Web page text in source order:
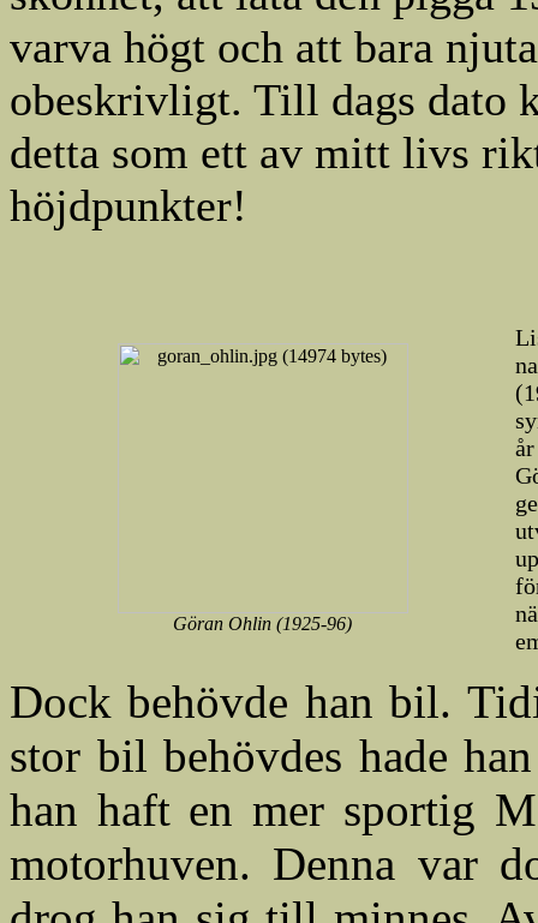
varva högt och att bara
obeskrivligt. Till dags dato
detta som ett av mitt livs
höjdpunkter!
Göran Ohlin (1925-96)
Dock behövde han bil.
stor bil behövdes hade
han haft en mer sportig
motorhuven. Denna var